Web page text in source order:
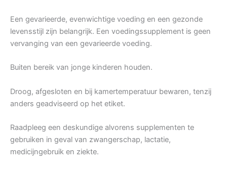
Een gevarieerde, evenwichtige voeding en een gezonde
levensstijl zijn belangrijk. Een voedingssupplement is geen
vervanging van een gevarieerde voeding.
Buiten bereik van jonge kinderen houden.
Droog, afgesloten en bij kamertemperatuur bewaren, tenzij
anders geadviseerd op het etiket.
Raadpleeg een deskundige alvorens supplementen te
gebruiken in geval van zwangerschap, lactatie,
medicijngebruik en ziekte.